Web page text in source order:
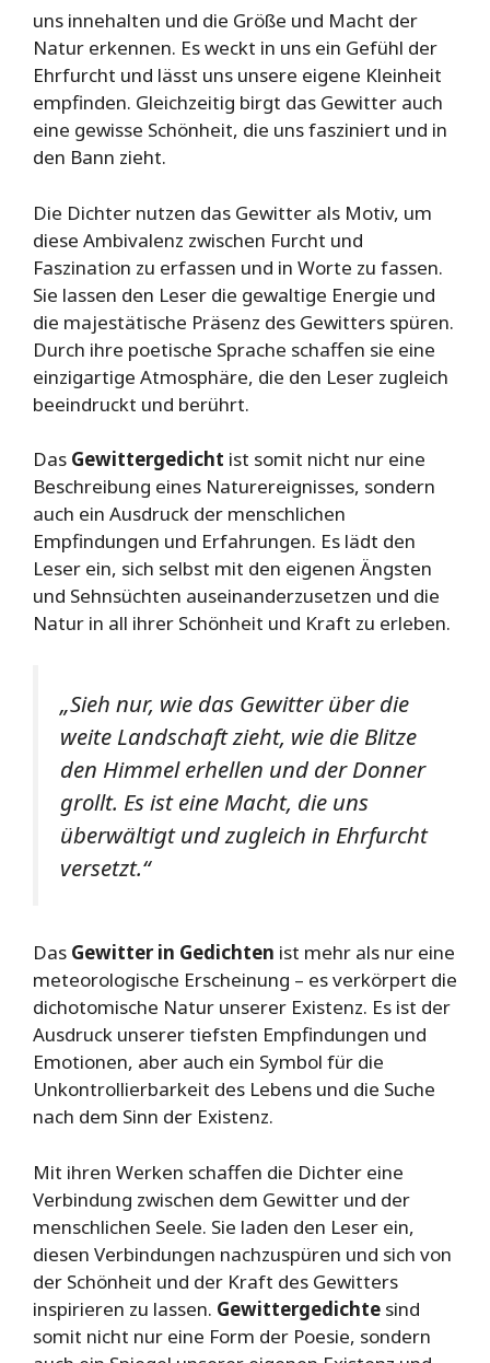
uns innehalten und die Größe und Macht der
Natur erkennen. Es weckt in uns ein Gefühl der
Ehrfurcht und lässt uns unsere eigene Kleinheit
empfinden. Gleichzeitig birgt das Gewitter auch
eine gewisse Schönheit, die uns fasziniert und in
den Bann zieht.
Die Dichter nutzen das Gewitter als Motiv, um
diese Ambivalenz zwischen Furcht und
Faszination zu erfassen und in Worte zu fassen.
Sie lassen den Leser die gewaltige Energie und
die majestätische Präsenz des Gewitters spüren.
Durch ihre poetische Sprache schaffen sie eine
einzigartige Atmosphäre, die den Leser zugleich
beeindruckt und berührt.
Das Gewittergedicht ist somit nicht nur eine
Beschreibung eines Naturereignisses, sondern
auch ein Ausdruck der menschlichen
Empfindungen und Erfahrungen. Es lädt den
Leser ein, sich selbst mit den eigenen Ängsten
und Sehnsüchten auseinanderzusetzen und die
Natur in all ihrer Schönheit und Kraft zu erleben.
„Sieh nur, wie das Gewitter über die
weite Landschaft zieht, wie die Blitze
den Himmel erhellen und der Donner
grollt. Es ist eine Macht, die uns
überwältigt und zugleich in Ehrfurcht
versetzt.“
Das Gewitter in Gedichten ist mehr als nur eine
meteorologische Erscheinung – es verkörpert die
dichotomische Natur unserer Existenz. Es ist der
Ausdruck unserer tiefsten Empfindungen und
Emotionen, aber auch ein Symbol für die
Unkontrollierbarkeit des Lebens und die Suche
nach dem Sinn der Existenz.
Mit ihren Werken schaffen die Dichter eine
Verbindung zwischen dem Gewitter und der
menschlichen Seele. Sie laden den Leser ein,
diesen Verbindungen nachzuspüren und sich von
der Schönheit und der Kraft des Gewitters
inspirieren zu lassen. Gewittergedichte sind
somit nicht nur eine Form der Poesie, sondern